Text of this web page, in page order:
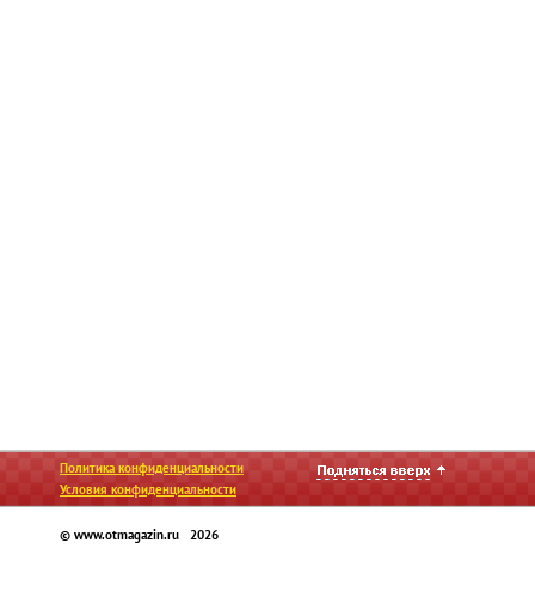
Политика конфиденциальности
Условия конфиденциальности
© www.otmagazin.ru 2026